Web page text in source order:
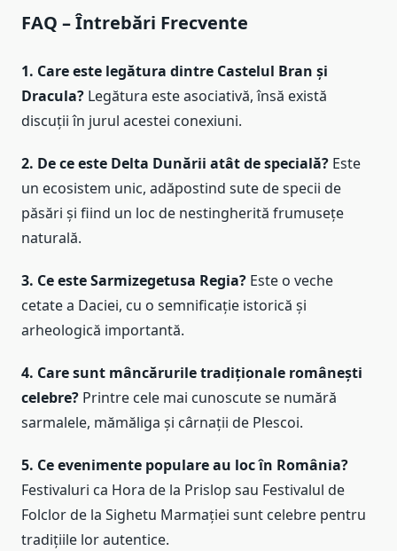
FAQ – Întrebări Frecvente
1. Care este legătura dintre Castelul Bran și
Dracula? Legătura este asociativă, însă există
discuții în jurul acestei conexiuni.
2. De ce este Delta Dunării atât de specială? Este
un ecosistem unic, adăpostind sute de specii de
păsări și fiind un loc de nestingherită frumusețe
naturală.
3. Ce este Sarmizegetusa Regia? Este o veche
cetate a Daciei, cu o semnificație istorică și
arheologică importantă.
4. Care sunt mâncărurile tradiționale românești
celebre? Printre cele mai cunoscute se numără
sarmalele, mămăliga și cârnații de Plescoi.
5. Ce evenimente populare au loc în România?
Festivaluri ca Hora de la Prislop sau Festivalul de
Folclor de la Sighetu Marmației sunt celebre pentru
tradițiile lor autentice.